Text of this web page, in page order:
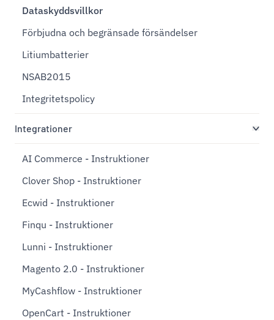
Dataskyddsvillkor
Förbjudna och begränsade försändelser
Litiumbatterier
NSAB2015
Integritetspolicy
Integrationer
AI Commerce - Instruktioner
Clover Shop - Instruktioner
Ecwid - Instruktioner
Finqu - Instruktioner
Lunni - Instruktioner
Magento 2.0 - Instruktioner
MyCashflow - Instruktioner
OpenCart - Instruktioner